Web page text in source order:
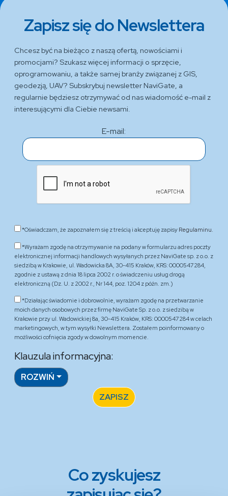
Zapisz się do Newslettera
Chcesz być na bieżąco z naszą ofertą, nowościami i
promocjami? Szukasz więcej informacji o sprzęcie,
oprogramowaniu, a także samej branży związanej z GIS,
geodezją, UAV? Subskrybuj newsletter NaviGate, a
regularnie będziesz otrzymywać od nas wiadomość e-mail z
interesującymi dla Ciebie newsami.
E-mail:
*Oświadczam, że zapoznałem się z treścią i akceptuję zapisy Regulaminu.
*Wyrażam zgodę na otrzymywanie na podany w formularzu adres poczty
elektronicznej informacji handlowych wysyłanych przez NaviGate sp. z o.o. z
siedzibą w Krakowie, ul. Wadowicka 8A, 30-415 Kraków, KRS: 0000547284,
zgodnie z ustawą z dnia 18 lipca 2002 r. o świadczeniu usług drogą
elektroniczną (Dz. U. z 2002 r., Nr 144, poz. 1204 z późn. zm.)
*Działając świadomie i dobrowolnie, wyrażam zgodę na przetwarzanie
moich danych osobowych przez firmę NaviGate Sp. z o.o. z siedzibą w
Krakowie przy ul. Wadowickiej 8a, 30-415 Kraków, KRS: 0000547284 w celach
marketingowych, w tym wysyłki Newslettera. Zostałem poinformowany o
możliwości cofnięcia zgody w dowolnym momencie.
Klauzula informacyjna:
ROZWIŃ
ZAPISZ
Co zyskujesz